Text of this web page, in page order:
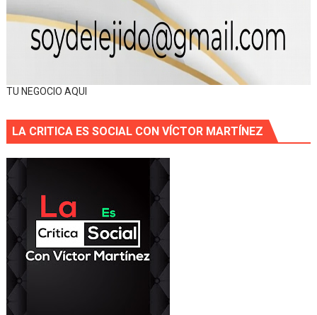
TU NEGOCIO AQUI
LA CRITICA ES SOCIAL CON VÍCTOR MARTÍNEZ